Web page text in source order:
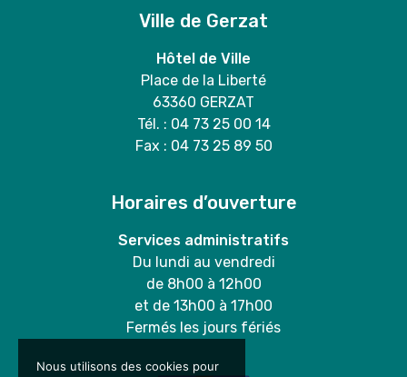
Ville de Gerzat
Hôtel de Ville
Place de la Liberté
63360 GERZAT
Tél. : 04 73 25 00 14
Fax : 04 73 25 89 50
Horaires d’ouverture
Services administratifs
Du lundi au vendredi
de 8h00 à 12h00
et de 13h00 à 17h00
Fermés les jours fériés
Nous utilisons des cookies pour